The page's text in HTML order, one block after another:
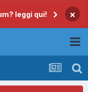
leggi qui! ×